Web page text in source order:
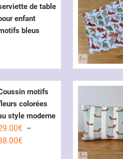
de table
enfant
bleus
motifs
colorées
style moderne
€ –
€Plage